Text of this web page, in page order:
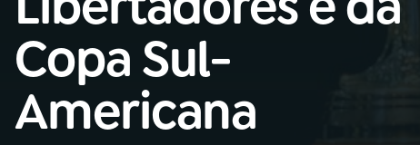
02A RÁDIO
03 PROGRAMAÇÃO
Copa Sul-
Americana